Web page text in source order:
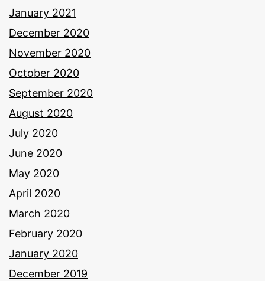
January 2021
December 2020
November 2020
October 2020
September 2020
August 2020
July 2020
June 2020
May 2020
April 2020
March 2020
February 2020
January 2020
December 2019